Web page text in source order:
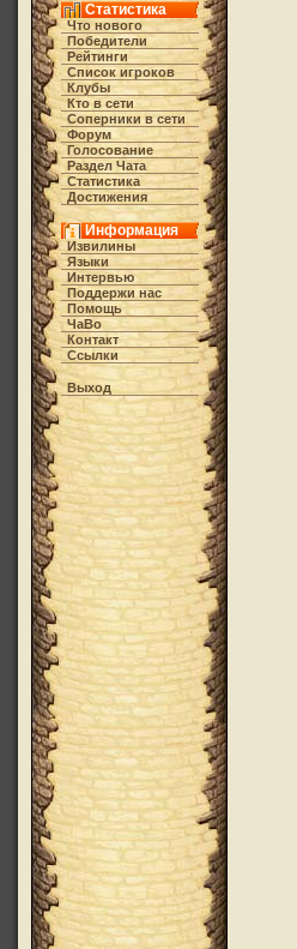
Статистика
Что нового
Победители
Рейтинги
Список игроков
Клубы
Кто в cети
Соперники в сети
Форум
Голосование
Раздел Чата
Статистика
Достижения
Информация
Извилины
Языки
Интервью
Поддержи нас
Помощь
ЧаВо
Контакт
Ссылки
Выход